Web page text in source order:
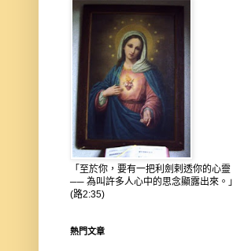
「至於你，要有一把利劍剌透你的心靈
── 為叫許多人心中的思念顯露出來。」
(路2:35)
熱門文章